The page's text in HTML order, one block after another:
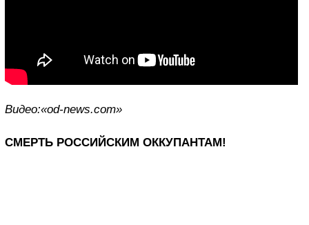
Видео:«od-news.com»
СМЕРТЬ РОССИЙСКИМ ОККУПАНТАМ!